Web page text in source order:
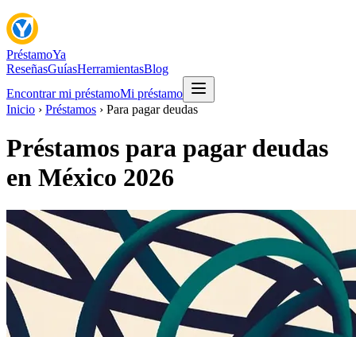
PréstamoYa
ReseñasGuíasHerramientasBlog
Encontrar mi préstamoMi préstamo
Inicio › Préstamos › Para pagar deudas
Préstamos para pagar deudas
en México 2026